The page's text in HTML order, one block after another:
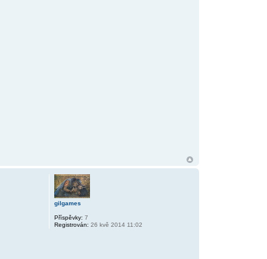
gilgames
Příspěvky: 7
Registrován: 26 kvě 2014 11:02